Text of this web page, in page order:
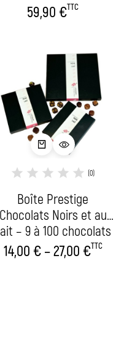
59,90€TTC
(0)
Boîte Prestige
Chocolats Noirs et au
– 9 à 100 chocolats
14,00 €–27,00 €TTC